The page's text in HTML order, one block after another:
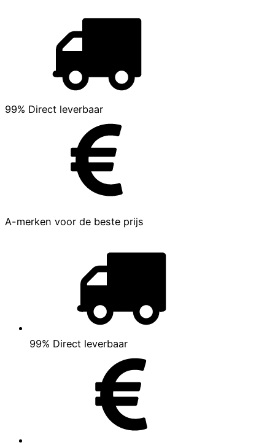
99% Direct leverbaar
A-merken voor de beste prijs
99% Direct leverbaar